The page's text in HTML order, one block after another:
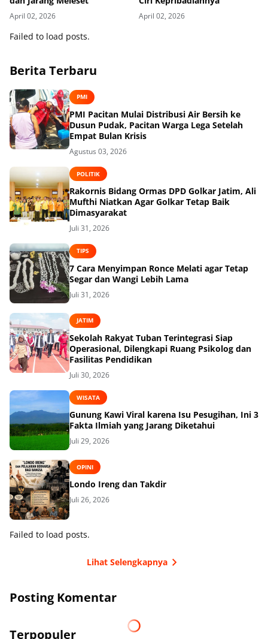
April 02, 2026 April 02, 2026
Failed to load posts.
Berita Terbaru
PMI
PMI Pacitan Mulai Distribusi Air Bersih ke
Dusun Pudak, Pacitan Warga Lega Setelah
Empat Bulan Krisis
Agustus 03, 2026
POLITIK
Rakornis Bidang Ormas DPD Golkar Jatim, Ali
Mufthi Niatkan Agar Golkar Tetap Baik
Dimasyarakat
Juli 31, 2026
TIPS
7 Cara Menyimpan Ronce Melati agar Tetap
Segar dan Wangi Lebih Lama
Juli 31, 2026
JATIM
Sekolah Rakyat Tuban Terintegrasi Siap
Operasional, Dilengkapi Ruang Psikolog dan
Fasilitas Pendidikan
Juli 30, 2026
WISATA
Gunung Kawi Viral karena Isu Pesugihan, Ini 3
Fakta Ilmiah yang Jarang Diketahui
Juli 29, 2026
OPINI
Londo Ireng dan Takdir
Juli 26, 2026
Failed to load posts.
Lihat Selengkapnya
Posting Komentar
Terpopuler